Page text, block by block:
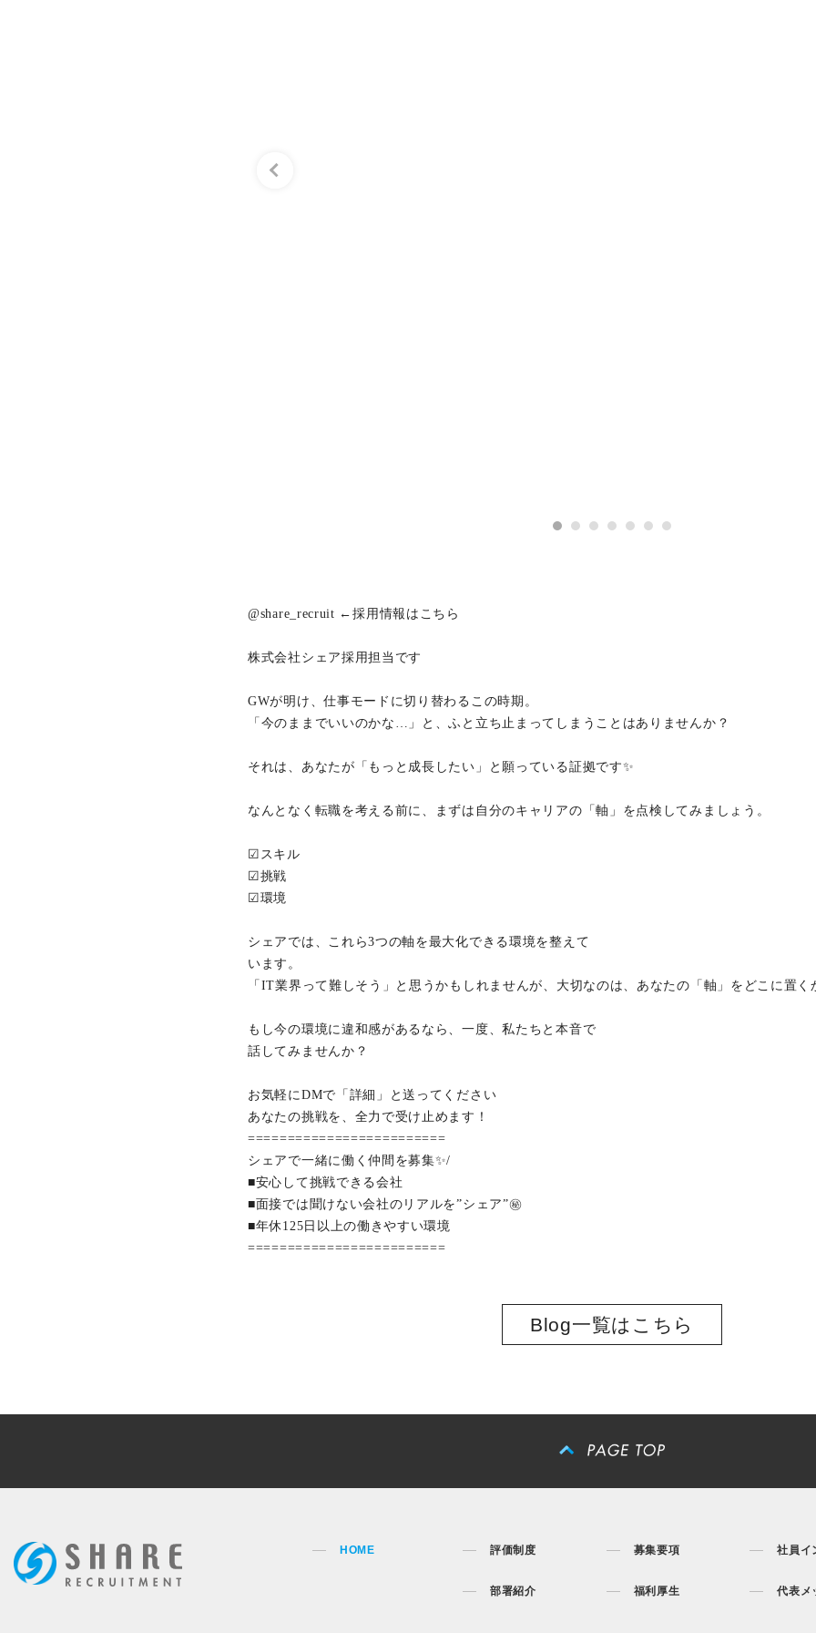
@share_recruit ←採用情報はこちら
株式会社シェア採用担当です
GWが明け、仕事モードに切り替わるこの時期。
「今のままでいいのかな…」と、ふと立ち止まってしまうことはありませんか？
それは、あなたが「もっと成長したい」と願っている証拠です✨
なんとなく転職を考える前に、まずは自分のキャリアの「軸」を点検してみましょう。
☑スキル
☑挑戦
☑環境
シェアでは、これら3つの軸を最大化できる環境を整えて
います。
「IT業界って難しそう」と思うかもしれませんが、大切なのは、あなたの「軸」をどこに置く
もし今の環境に違和感があるなら、一度、私たちと本音で
話してみませんか？
お気軽にDMで「詳細」と送ってください
あなたの挑戦を、全力で受け止めます！
=========================
シェアで一緒に働く仲間を募集✨️/
■安心して挑戦できる会社
■面接では聞けない会社のリアルを”シェア”㊙️
■年休125日以上の働きやすい環境
=========================
Blog一覧はこちら
HOME 評価制度 募集要項 社員イ
部署紹介 福利厚生 代表メ